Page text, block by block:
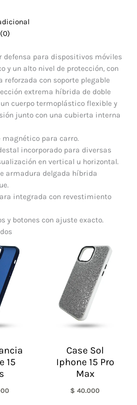
defensa para dispositivos móviles
y un alto nivel de protección, con
reforzada con soporte plegable
extrema híbrida de doble
cuerpo termoplástico flexible y
junto con una cubierta interna
magnético para carro.
incorporado para diversas
en vertical u horizontal.
armadura delgada híbrida
integrada con revestimiento
y botones con ajuste exacto.
15
Case Sol
Iphone 15 Pro
Max
$ 40.000